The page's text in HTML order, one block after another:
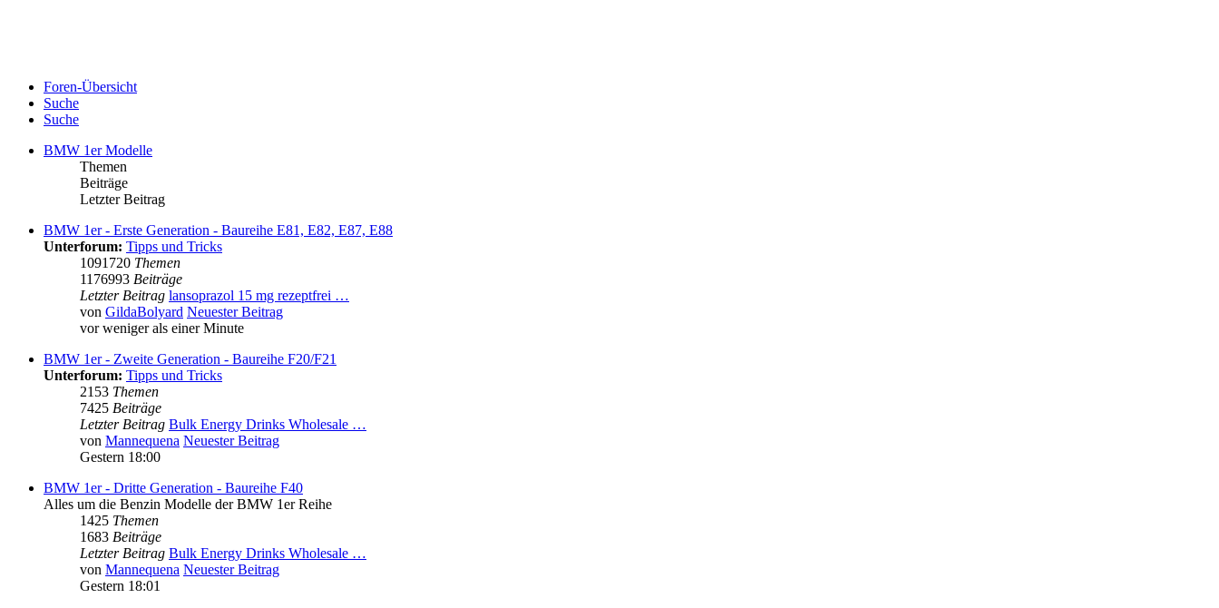
Foren-Übersicht
Suche
Suche
BMW 1er Modelle
Themen
Beiträge
Letzter Beitrag
BMW 1er - Erste Generation - Baureihe E81, E82, E87, E88
Unterforum: Tipps und Tricks
1091720 Themen
1176993 Beiträge
Letzter Beitrag lansoprazol 15 mg rezeptfrei …
von GildaBolyard Neuester Beitrag
vor weniger als einer Minute
BMW 1er - Zweite Generation - Baureihe F20/F21
Unterforum: Tipps und Tricks
2153 Themen
7425 Beiträge
Letzter Beitrag Bulk Energy Drinks Wholesale …
von Mannequena Neuester Beitrag
Gestern 18:00
BMW 1er - Dritte Generation - Baureihe F40
Alles um die Benzin Modelle der BMW 1er Reihe
1425 Themen
1683 Beiträge
Letzter Beitrag Bulk Energy Drinks Wholesale …
von Mannequena Neuester Beitrag
Gestern 18:01